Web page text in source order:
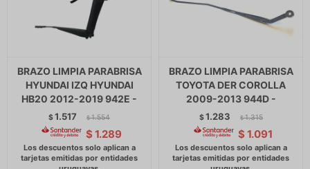
BRAZO LIMPIA PARABRISA
HYUNDAI IZQ HYUNDAI
HB20 2012-2019 942E -
$1.517 $ 1.554
$ 1.289
BRAZO LIMPIA PARABRISA
TOYOTA DER COROLLA
2009-2013 944D -
$1.283 $ 1.315
$ 1.091